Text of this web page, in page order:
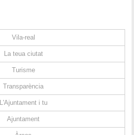
Vila-real
La teua ciutat
Turisme
Transparència
L'Ajuntament i tu
Ajuntament